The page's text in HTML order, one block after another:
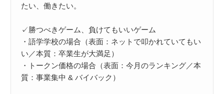
たい、働きたい。
✓勝つべきゲーム、負けてもいいゲーム
・語学学校の場合（表面：ネットで叩かれていてもい
い／本質：卒業生が大満足）
・トークン価格の場合（表面：今月のランキング／本
質：事業集中 & バイバック）